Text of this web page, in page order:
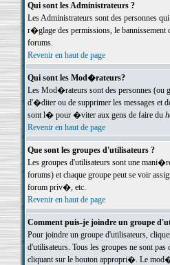
Qui sont les Administrateurs ?
Les Administrateurs sont des personnes
r�glage des permissions, le
forums.
Revenir en haut de page
Qui sont les Mod�rateurs?
Les Mod�rateurs sont des personnes (ou
d'�diter ou de supprimer les messages
sont l� pour �viter aux gens de faire du
Revenir en haut de page
Que sont les groupes d'utilisateurs ?
Les groupes d'utilisateurs sont une
forums) et chaque groupe peut se voir
forum priv�, etc.
Revenir en haut de page
Comment puis-je joindre un groupe
Pour joindre un groupe d'utilisateurs,
d'utilisateurs. Tous les groupes ne sont pas
cliquant sur le bouton appropri�. Le